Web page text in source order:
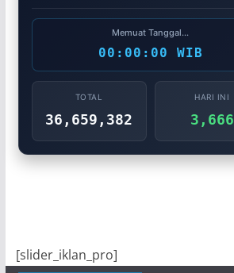
Memuat Tanggal...
00:00:00 WIB
TOTAL
36,659,382
HARI INI
3,666
[slider_iklan_pro]